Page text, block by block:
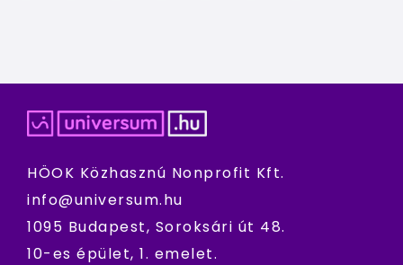
HÖOK Közhasznú Nonprofit Kft.
info@universum.hu
1095 Budapest, Soroksári út 48.
10-es épület, 1. emelet.